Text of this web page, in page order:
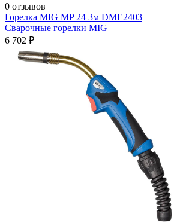
0 отзывов
Горелка MIG MP 24 3м DME2403
Сварочные горелки MIG
6 702 ₽